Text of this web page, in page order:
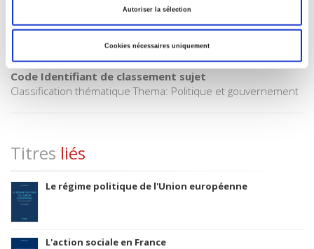
Autoriser la sélection
Cookies nécessaires uniquement
Date de première publication du titre
Code Identifiant de classement sujet
Classification thématique Thema: Politique et gouvernement
Titres liés
Le régime politique de l'Union européenne
L'action sociale en France